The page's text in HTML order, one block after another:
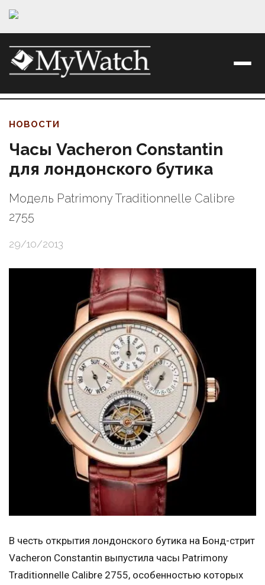
НОВОСТИ
Часы Vacheron Constantin
для лондонского бутика
Модель Patrimony Traditionnelle Calibre
2755
29/10/2013
В честь открытия лондонского бутика на Бонд-стрит
Vacheron Constantin выпустила часы Patrimony
Traditionnelle Calibre 2755, особенностью которых